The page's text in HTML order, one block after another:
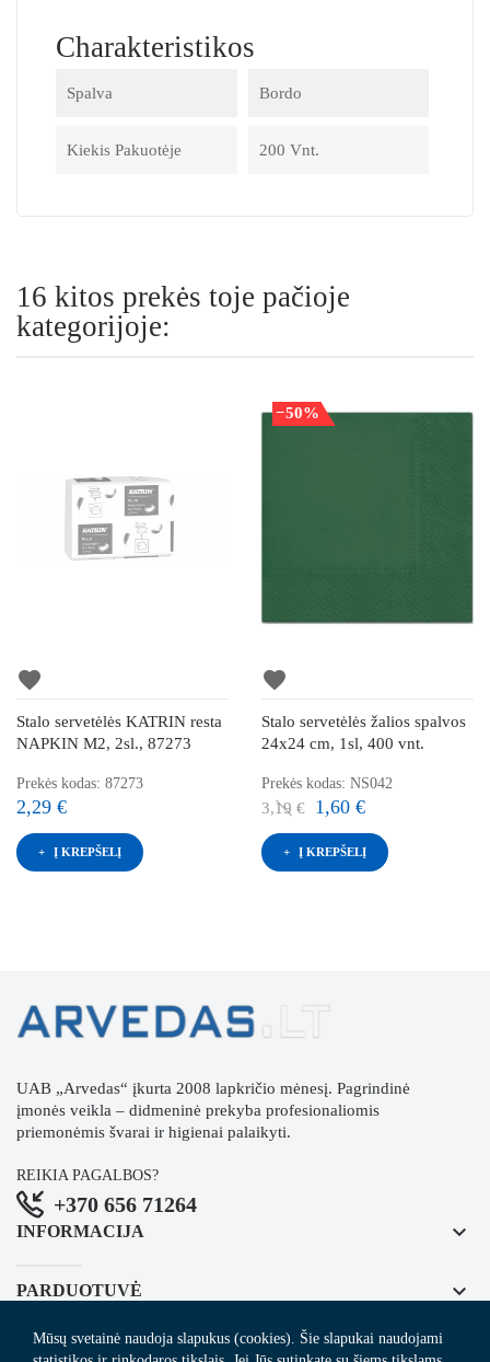
Charakteristikos
Spalva Bordo
Kiekis Pakuotėje 200 Vnt.
16 kitos prekės toje pačioje
kategorijoje:
favorite
Stalo servetėlės KATRIN resta
NAPKIN M2, 2sl., 87273
Prekės kodas: 87273
2,29 €
Į KREPŠELĮ
−50%
favorite
Stalo servetėlės žalios spalvos
24x24 cm, 1sl, 400 vnt.
Prekės kodas: NS042
3,19 € 1,60 €
Į KREPŠELĮ
UAB „Arvedas“ įkurta 2008 lapkričio mėnesį. Pagrindinė
įmonės veikla – didmeninė prekyba profesionaliomis
priemonėmis švarai ir higienai palaikyti.
REIKIA PAGALBOS?
+370 656 71264
INFORMACIJA keyboard_arrow_down
PARDUOTUVĖ keyboard_arrow_down
REGISTRUOKITĖS NAUJIENLAIŠKIUI
Mūsų svetainė naudoja slapukus (cookies). Šie slapukai naudojami